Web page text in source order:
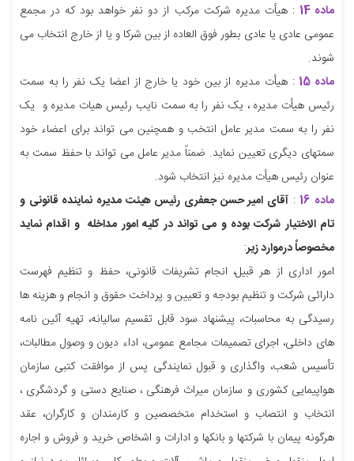
ماده 14
: هیأت مدیره شرکت مرکب از دو نفر خواهد بود که در مجمع
عمومی عادی یا عادی بطور فوق العاده از بین شرکا و یا از خارج انتخاب می
شوند.
ماده 15
: هیأت مدیره از بین خود یا خارج از اعضا یک نفر را به سمت
رئیس هیأت مدیره ، یک نفر را به سمت نایب رئیس هیات مدیره و یک
نفر را به سمت مدیر عامل انتخب و همچنین می تواند برای اعضاء خود
سمتهای دیگری تعیین نماید. ضمناً مدیر عامل می تواند با حفظ سمت به
عنوان رئیس هیأت مدیره نیز انتخاب شود.
ماده 16
: آقای امیر حسن جعفری رئیس هیئت مدیره نماینده قانونی و
تام الاختیار شرکت بوده و می تواند در کلیه امور مداخله و اقدام نماید
مخصوصاً درموارد زیر:
امور اداری از هر قبیل، انجام تشریفات قانونی، حفظ و تنظیم فهرست
دارائی شرکت و تنظیم بودجه و تعیین و پرداخت حقوق و انجام و هزینه ها
رسیدگی به محاسبات، پیشنهاد سود قابل تقسیم سالیانه، تهیه آئین نامه
های داخلی، اجرای تصمیمات مجامع عمومی، اداء دیون و وصول مطالبات،
تأسیس شعب، واگذاری و قبول نمایندگی پس از موافقت کتبی سازمان
هواپیمایی کشوری و سازمان میراث فرهنگی ، صنایع دستی و گردشگری ،
انتخاب و انتصاب و استخدام متخصصین و کارمندان و کارگران، عقد
هرگونه پیمان با شرکتها و بانکها و ادارات و اشخاص خرید و فروش و اجاره